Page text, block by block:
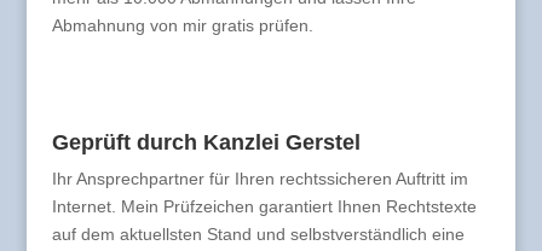
Abmahnung von mir gratis prüfen.
Geprüft durch Kanzlei Gerstel
Ihr Ansprechpartner für Ihren rechtssicheren Auftritt im
Internet. Mein Prüfzeichen garantiert Ihnen Rechtstexte
auf dem aktuellsten Stand und selbstverständlich eine